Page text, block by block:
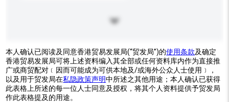
本人确认已阅读及同意香港贸易发展局(“贸发局”)的使用条款及确定
香港贸易发展局可将上述资料编入其全部或任何资料库内作为直接推
广或商贸配对﹝因而可能成为可供本地及/或海外公众人士使用﹞，
以及用于贸发局在私隐政策声明中所述之其他用途；本人确认已获得
此表格上所述的每一位人士同意及授权，将其个人资料提供予贸发局
作此表格提及的用途。